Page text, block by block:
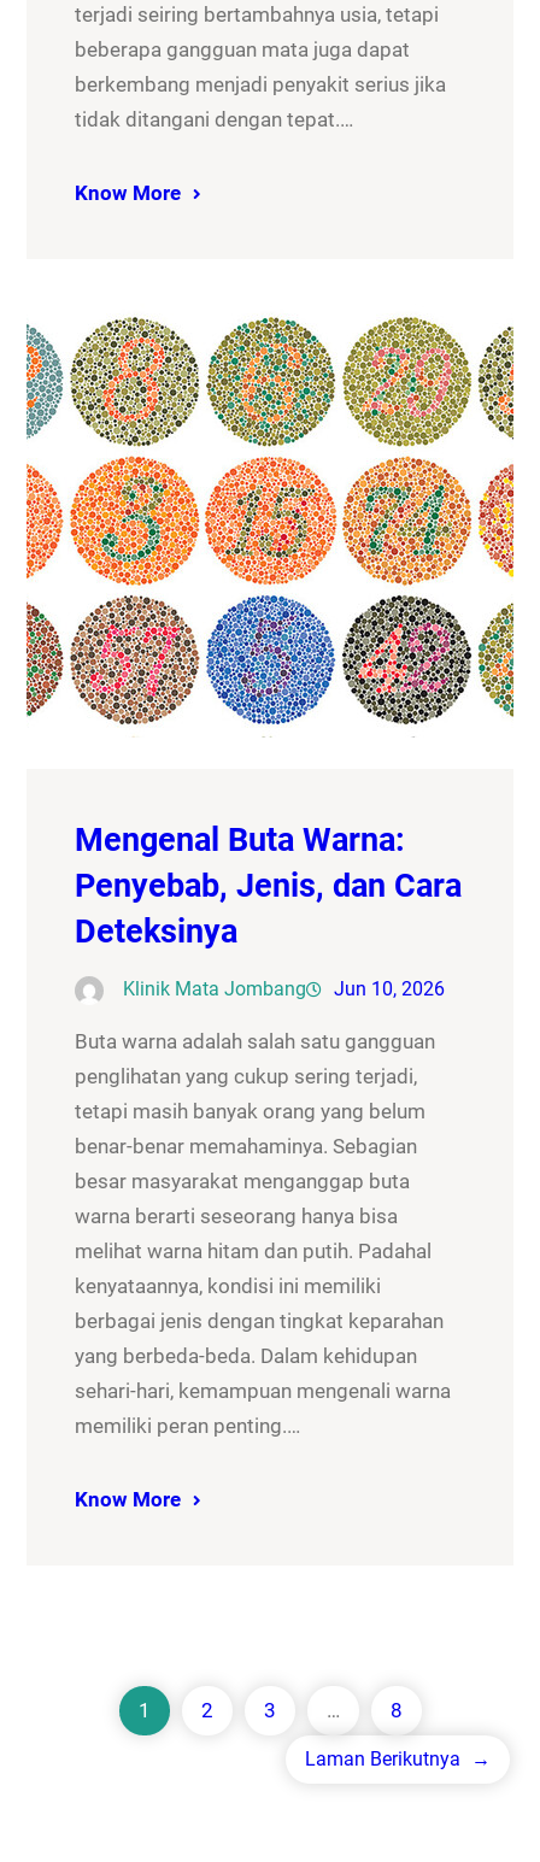
terjadi seiring bertambahnya usia, tetapi
beberapa gangguan mata juga dapat
berkembang menjadi penyakit serius jika
tidak ditangani dengan tepat.…
Know More
Mengenal Buta Warna:
Penyebab, Jenis, dan Cara
Deteksinya
Klinik Mata Jombang Jun 10, 2026
Buta warna adalah salah satu gangguan
penglihatan yang cukup sering terjadi,
tetapi masih banyak orang yang belum
benar-benar memahaminya. Sebagian
besar masyarakat menganggap buta
warna berarti seseorang hanya bisa
melihat warna hitam dan putih. Padahal
kenyataannya, kondisi ini memiliki
berbagai jenis dengan tingkat keparahan
yang berbeda-beda. Dalam kehidupan
sehari-hari, kemampuan mengenali warna
memiliki peran penting.…
Know More
1 2 3 … 8
Laman Berikutnya →